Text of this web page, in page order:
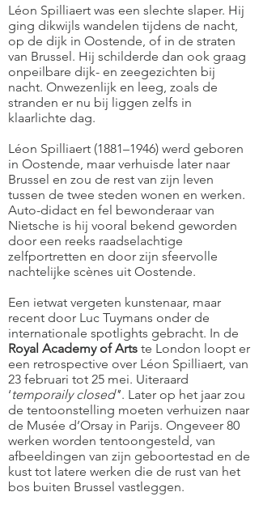
Léon Spilliaert was een slechte slaper. Hij
ging dikwijls wandelen tijdens de nacht,
op de dijk in Oostende, of in de straten
van Brussel. Hij schilderde dan ook graag
onpeilbare dijk- en zeegezichten bij
nacht. Onwezenlijk en leeg, zoals de
stranden er nu bij liggen zelfs in
klaarlichte dag.
Léon Spilliaert (1881–1946) werd geboren
in Oostende, maar verhuisde later naar
Brussel en zou de rest van zijn leven
tussen de twee steden wonen en werken.
Auto-didact en fel bewonderaar van
Nietsche is hij vooral bekend geworden
door een reeks raadselachtige
zelfportretten en door zijn sfeervolle
nachtelijke scènes uit Oostende.
Een ietwat vergeten kunstenaar, maar
recent door Luc Tuymans onder de
internationale spotlights gebracht. In de
Royal Academy of Arts te London loopt er
een retrospective over Léon Spilliaert, van
23 februari tot 25 mei. Uiteraard
‘temporaily closed'’. Later op het jaar zou
de tentoonstelling moeten verhuizen naar
de Musée d’Orsay in Parijs. Ongeveer 80
werken worden tentoongesteld, van
afbeeldingen van zijn geboortestad en de
kust tot latere werken die de rust van het
bos buiten Brussel vastleggen.